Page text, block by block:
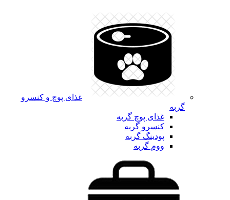
غذای پوچ و کنسرو
گربه
غذای پوچ گربه
کنسرو گربه
پودینگ گربه
ووم گربه